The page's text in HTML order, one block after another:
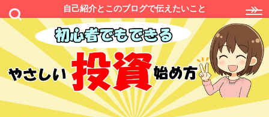
自己紹介とこのブログで伝えたいこと